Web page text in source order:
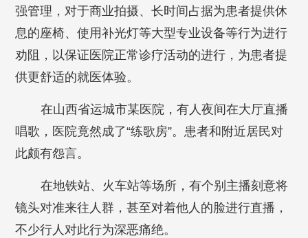
强管理，对于商业拍摄、长时间占据为患者提供休
息的座椅、使用补光灯等大型专业设备等行为进行
劝阻，以保证医院正常诊疗活动的进行，为患者提
供更舒适的就医体验。
在山西省运城市某医院，有人夜间在大厅直播
唱歌，医院竟然成了“练歌房”。患者和附近居民对
此颇有怨言。
在地铁站、火车站等场所，有个别主播刻意将
镜头对准来往人群，甚至对着他人的脸进行直播，
不少行人对此行为深恶痛绝。